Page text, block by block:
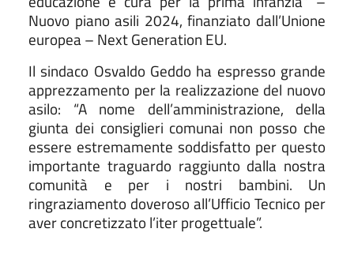
Nuovo piano asili 2024, finanziato dall’Unione
europea – Next Generation EU.
Il sindaco Osvaldo Geddo ha espresso grande
apprezzamento per la realizzazione del nuovo
asilo: “A nome dell’amministrazione, della
giunta dei consiglieri comunai non posso che
essere estremamente soddisfatto per questo
importante traguardo raggiunto dalla nostra
comunità e per i nostri bambini. Un
ringraziamento doveroso all’Ufficio Tecnico per
aver concretizzato l’iter progettuale”.